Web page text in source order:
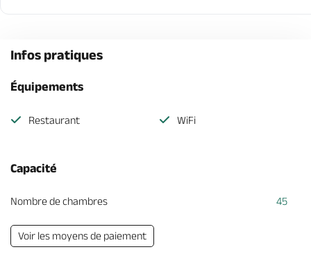
Infos pratiques
Équipements
Restaurant WiFi
Capacité
Nombre de chambres 45
Voir les moyens de paiement